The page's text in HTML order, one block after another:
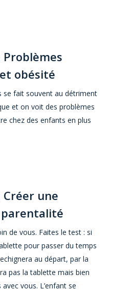
Problèmes
obésité
se fait souvent au détriment
et on voit des problèmes
chez des enfants en plus
Créer une
parentalité
de vous. Faites le test : si
pour passer du temps
au départ, par la
pas la tablette mais bien
vous. L’enfant se